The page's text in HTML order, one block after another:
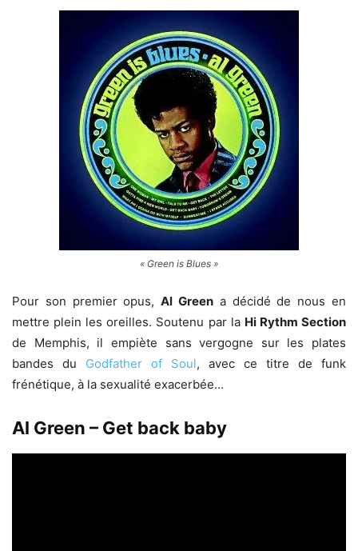
« Green is Blues »
Pour son premier opus,Al Green a décidé de nous en
mettre plein les oreilles. Soutenu par la Hi Rythm Section
de Memphis, il empiète sans vergogne sur les plates
bandes du Godfather of Soul, avec ce titre de funk
frénétique, à la sexualité exacerbée…
Al Green – Get back baby